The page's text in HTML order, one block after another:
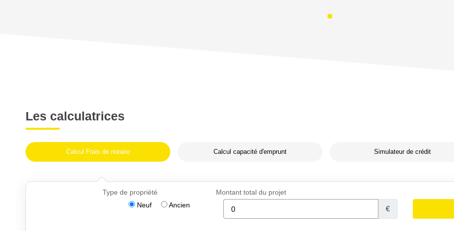
Les calculatrices
Calcul Frais de notaire Calcul capacité d'emprunt Simulateur de crédit